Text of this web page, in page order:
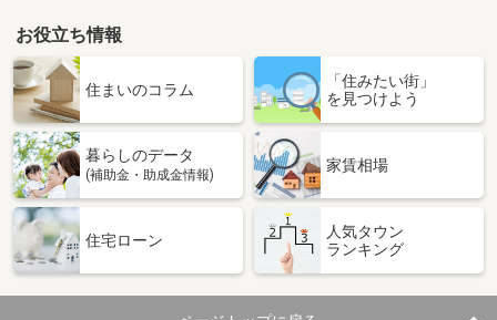
鳥取県倉吉市天神町
価 格
4.10万円
鳥取県倉吉市天神町
専有面積 26.08m²
間取り
鳥取県米子市皆生新田 ３丁目
住 所
鳥取県米子市皆生新田 ３丁目
専有面積 26.08m²
お役立ち情報
住まいのコラム
「住みたい街」
を見つけよう
暮らしのデータ
(補助金・助成金情報)
家賃相場
住宅ローン
人気タウン
ランキング